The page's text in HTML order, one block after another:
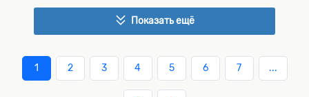
Показать ещё
1 2 3 4 5 6 7 ...